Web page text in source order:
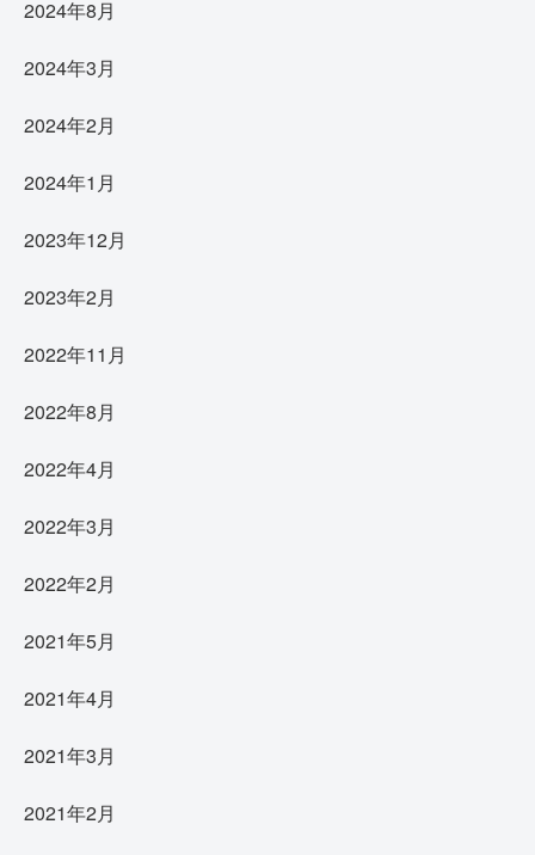
2024年8月
2024年3月
2024年2月
2024年1月
2023年12月
2023年2月
2022年11月
2022年8月
2022年4月
2022年3月
2022年2月
2021年5月
2021年4月
2021年3月
2021年2月